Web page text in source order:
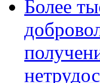
Более